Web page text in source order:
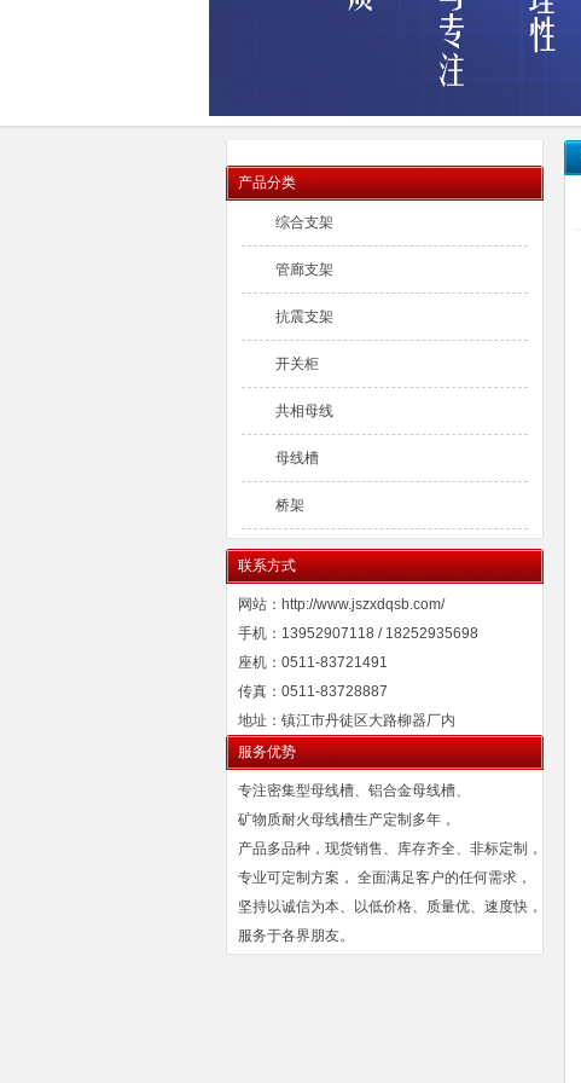
产品分类
综合支架
管廊支架
抗震支架
开关柜
共相母线
母线槽
桥架
联系方式
网站：http://www.jszxdqsb.com/
手机：13952907118 / 18252935698
座机：0511-83721491
传真：0511-83728887
地址：镇江市丹徒区大路柳器厂内
服务优势
专注密集型母线槽、铝合金母线槽、
矿物质耐火母线槽生产定制多年，
产品多品种，现货销售、库存齐全、非标定制，
专业可定制方案， 全面满足客户的任何需求，
坚持以诚信为本、以低价格、质量优、速度快，
服务于各界朋友。